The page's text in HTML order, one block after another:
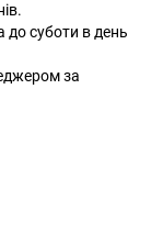
до суботи в день
за